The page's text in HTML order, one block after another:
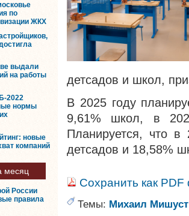
по
ЖКХ
выдали
на работы
2022
нормы
новые
компаний
месяц
России
правила
детсадов и школ,
В 2025 году
9,61% школ, в
Планируется, что в
детсадов и 18,58%
Сохранить как
Темы: Михаил